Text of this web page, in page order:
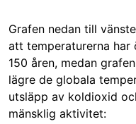
Grafen nedan till
att temperaturerna
150 åren, medan
lägre de globala
utsläpp av koldioxid
mänsklig aktivitet: